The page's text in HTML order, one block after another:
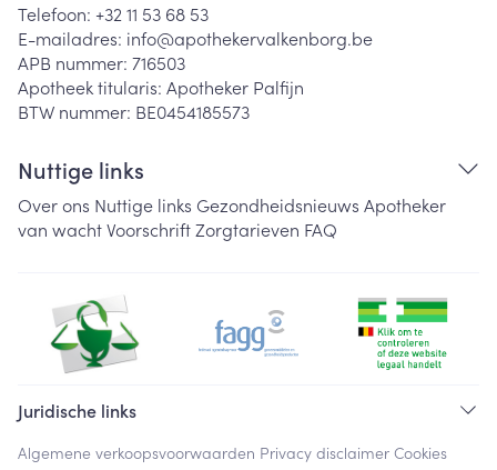
Telefoon: +32 11 53 68 53
E-mailadres: info@apothekervalkenborg.be
APB nummer: 716503
Apotheek titularis: Apotheker Palfijn
BTW nummer: BE0454185573
Nuttige links
Over ons Nuttige links Gezondheidsnieuws Apotheker
van wachtVoorschriftZorgtarieven FAQ
Juridische links
Algemene verkoopsvoorwaarden Privacy disclaimer Cookies